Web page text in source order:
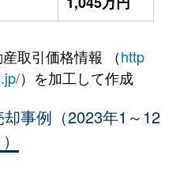
取引価格情報 （http
）を加工して作成
事例（2023年1～12